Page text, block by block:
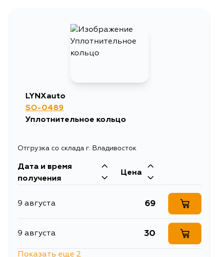
LYNXauto
SO-0489
Уплотнительное кольцо
Отгрузка со склада г. Владивосток
Дата и время
получения
Цена
9 августа 69
9 августа 30
Показать еще 2